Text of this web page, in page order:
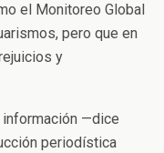
el Monitoreo Global
pero que en
y
información —dice
periodística